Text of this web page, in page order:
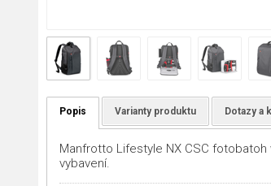
Popis Varianty produktu Dotazy a
Manfrotto Lifestyle NX CSC
vybavení.